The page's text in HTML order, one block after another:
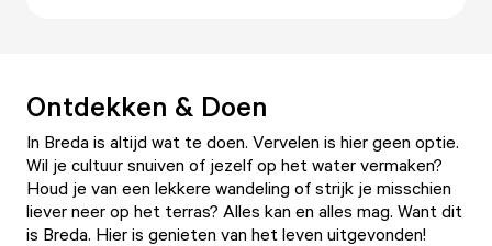
Ontdekken & Doen
In Breda is altijd wat te doen. Vervelen is hier geen optie.
Wil je cultuur snuiven of jezelf op het water vermaken?
Houd je van een lekkere wandeling of strijk je misschien
liever neer op het terras? Alles kan en alles mag. Want dit
is Breda. Hier is genieten van het leven uitgevonden!